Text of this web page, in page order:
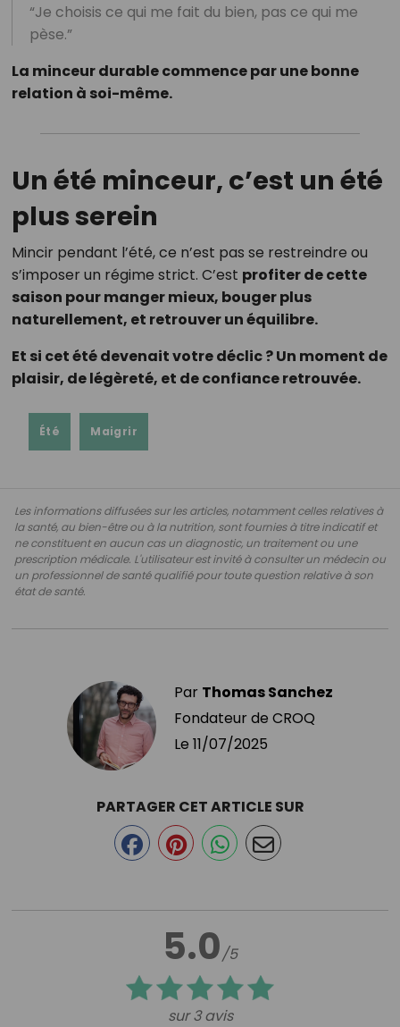
“Je choisis ce qui me fait du bien, pas ce qui me
pèse.”
La minceur durable commence par une bonne
relation à soi-même.
Un été minceur, c’est un été
plus serein
Mincir pendant l’été, ce n’est pas se restreindre ou
s’imposer un régime strict. C’est profiter de cette
saison pour manger mieux, bouger plus
naturellement, et retrouver un équilibre.
Et si cet été devenait votre déclic ? Un moment de
plaisir, de légèreté, et de confiance retrouvée.
Été Maigrir
Les informations diffusées sur les articles, notamment celles relatives à
la santé, au bien-être ou à la nutrition, sont fournies à titre indicatif et
ne constituent en aucun cas un diagnostic, un traitement ou une
prescription médicale. L'utilisateur est invité à consulter un médecin ou
un professionnel de santé qualifié pour toute question relative à son
état de santé.
Par Thomas Sanchez
Fondateur de CROQ
Le 11/07/2025
5.0/5
sur 3 avis
PARTAGER CET ARTICLE SUR